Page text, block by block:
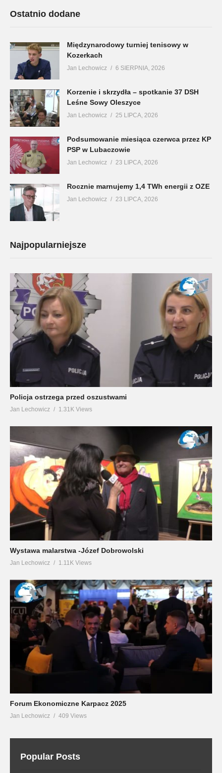
Ostatnio dodane
Międzynarodowy turniej tenisowy w
Kozerkach
Jan Lechowicz 6 SIERPNIA, 2026
Korzenie i skrzydła – spotkanie 37 DSH
Leśne Sowy Oleszyce
Jan Lechowicz 25 LIPCA, 2026
Podsumowanie miesiąca czerwca przez KP
PSP w Lubaczowie
Jan Lechowicz 23 LIPCA, 2026
Rocznie marnujemy 1,4 TWh energii z OZE
Jan Lechowicz 23 LIPCA, 2026
Najpopularniejsze
Policja ostrzega przed oszustwami
Jan Lechowicz 1.31K Views
Wystawa malarstwa -Józef Dobrowolski
Jan Lechowicz 1.11K Views
Forum Ekonomiczne Karpacz 2025
Jan Lechowicz 409 Views
Popular Posts